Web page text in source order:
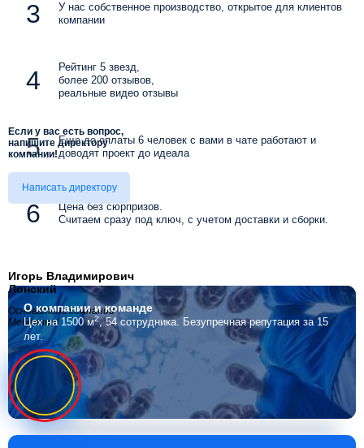
У нас собственное производство, открытое для клиентов
компании
Рейтинг 5 звезд,
более 200 отзывов,
реальные видео отзывы
Еще до оплаты 6 человек с вами в чате работают и
доводят проект до идеала
Цена без сюрпризов.
Считаем сразу под ключ, с учетом доставки и сборки.
Если у вас есть вопрос,
напишите директору
компании!
Написать директору
Игорь Владимирович
Лонский
Основатель компании
Мебелино
О компаниии команде
Цех на 1500 м2, 54 сотрудника. Безупречная репутация за 15
лет.